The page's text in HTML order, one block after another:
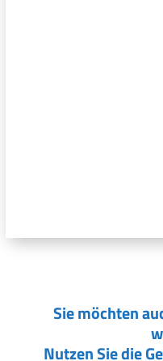
Sie möchten
Nutzen Sie die